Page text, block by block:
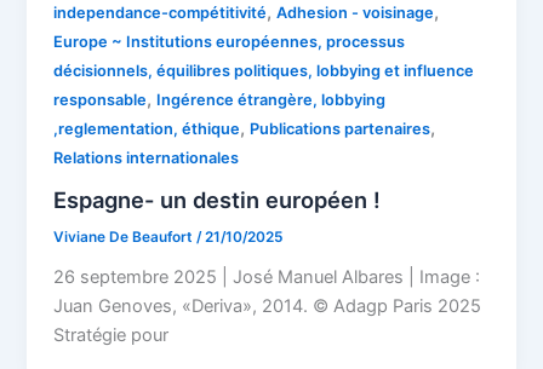
independance-compétitivité,Adhesion - voisinage,
Europe ~ Institutions européennes, processus
décisionnels, équilibres politiques, lobbying et influence
responsable, Ingérence étrangère, lobbying
,reglementation, éthique, Publications partenaires,
Relations internationales
Espagne- un destin européen !
Viviane De Beaufort /21/10/2025
26 septembre 2025 | José Manuel Albares | Image :
Juan Genoves, «Deriva», 2014. © Adagp Paris 2025
Stratégie pour